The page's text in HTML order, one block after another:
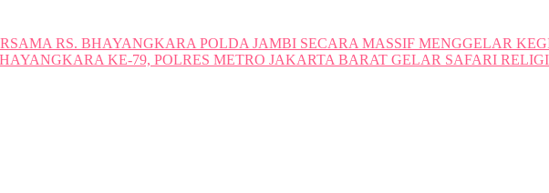
RS. BHAYANGKARA POLDA JAMBI SECARA MASSIF MENGGELAR
KE-79, POLRES METRO JAKARTA BARAT GELAR SAFARI